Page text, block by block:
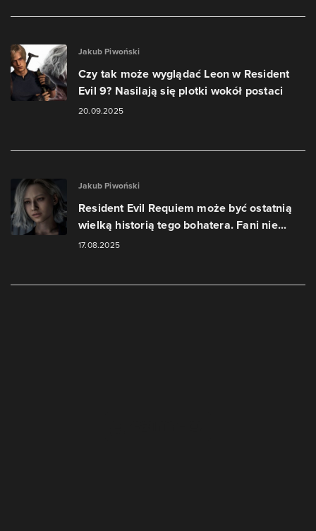
Jakub Piwoński
Czy tak może wyglądać Leon w Resident
Evil 9? Nasilają się plotki wokół postaci
20.09.2025
Jakub Piwoński
Resident Evil Requiem może być ostatnią
wielką historią tego bohatera. Fani nie...
17.08.2025